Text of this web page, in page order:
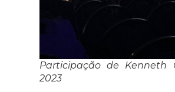
Participação de Kenneth
2023